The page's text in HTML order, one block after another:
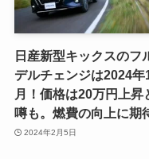
日産新型キックスのフ
デルチェンジは2024年
月！価格は20万円上昇
噂も。燃費の向上に期
2024年2月5日